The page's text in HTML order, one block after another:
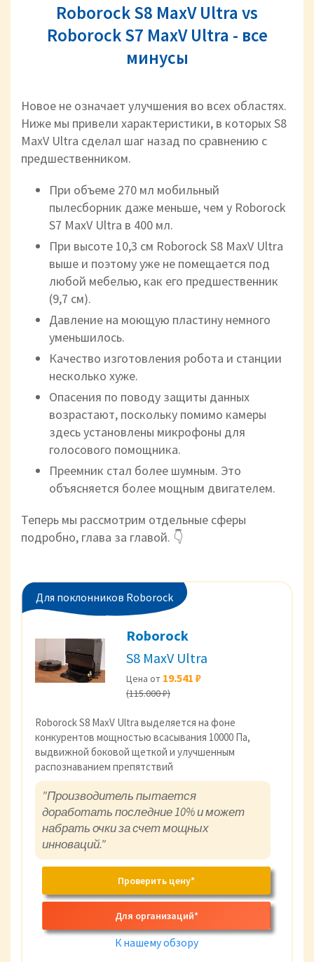
Roborock S8 MaxV Ultra vs
Roborock S7 MaxV Ultra - все
минусы
Новое не означает улучшения во всех областях.
Ниже мы привели характеристики, в которых S8
MaxV Ultra сделал шаг назад по сравнению с
предшественником.
При объеме 270 мл мобильный
пылесборник даже меньше, чем у Roborock
S7 MaxV Ultra в 400 мл.
При высоте 10,3 см Roborock S8 MaxV Ultra
выше и поэтому уже не помещается под
любой мебелью, как его предшественник
(9,7 см).
Давление на моющую пластину немного
уменьшилось.
Качество изготовления робота и станции
несколько хуже.
Опасения по поводу защиты данных
возрастают, поскольку помимо камеры
здесь установлены микрофоны для
голосового помощника.
Преемник стал более шумным. Это
объясняется более мощным двигателем.
Теперь мы рассмотрим отдельные сферы
подробно, глава за главой. 👇
Для поклонников Roborock
Roborock
S8 MaxV Ultra
Цена от 19.541 ₽
(115.000 ₽)
Roborock S8 MaxV Ultra выделяется на фоне
конкурентов мощностью всасывания 10000 Па,
выдвижной боковой щеткой и улучшенным
распознаванием препятствий
"Производитель пытается
доработать последние 10% и может
набрать очки за счет мощных
инноваций."
Проверить цену*
Для организаций*
К нашему обзору